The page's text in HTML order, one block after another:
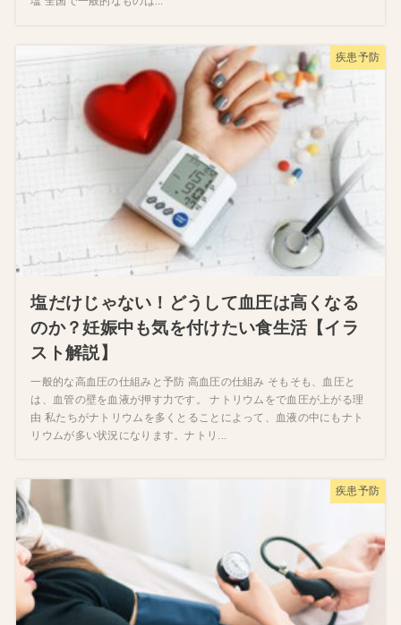
疾患予防
塩だけじゃない！どうして血圧は高くなる
のか？妊娠中も気を付けたい食生活【イラ
スト解説】
一般的な高血圧の仕組みと予防 高血圧の仕組み そもそも、血圧と
は、血管の壁を血液が押す力です。 ナトリウムをで血圧が上がる理
由 私たちがナトリウムを多くとることによって、血液の中にもナト
リウムが多い状況になります。ナトリ...
疾患予防